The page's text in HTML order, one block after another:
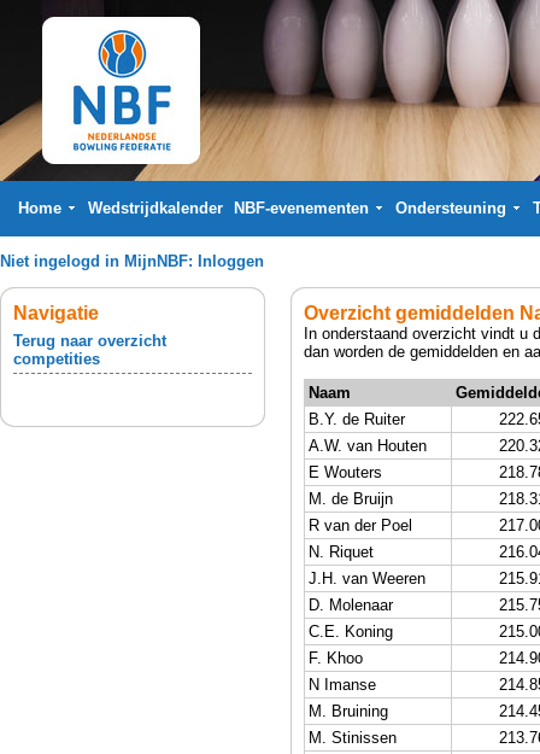
Home Wedstrijdkalender NBF-evenementen Ondersteuning
Niet ingelogd in MijnNBF: Inloggen
Navigatie
Terug naar overzicht
competities
Overzicht gemiddelden
In onderstaand overzicht vindt u
dan worden de gemiddelden en
Naam
B.Y. de Ruiter
A.W. van Houten
E Wouters
M. de Bruijn
R van der Poel
N. Riquet
J.H. van Weeren
D. Molenaar
C.E. Koning
F. Khoo
N Imanse
M. Bruining
M. Stinissen